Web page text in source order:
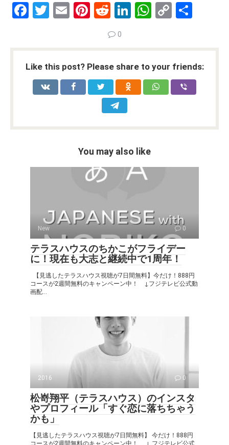
F
ce
b
o
o
T
tt
er
E
ail
Pi
er
es
t
R
e
d
di
t
Li
ke
dI
n
W
at
A
p
C
py
Li
n
k
ar
e
0
Like this post? Please share to your friends:
You may also like
New 0
テラスハウスのちかこがフライデー
に！現在も大志と継続中で1周年！
【見逃したテラスハウス視聴が7日間無料】今だけ！888円
コースが2週間無料のキャンペーン中！ ↓フジテレビ公式動
画配...
2016 0
松嵜翔平（テラスハウス）のインスタ
やプロフィール「すぐ恋に落ちちゃう
かも」
【見逃したテラスハウス視聴が7日間無料】 今だけ！888円